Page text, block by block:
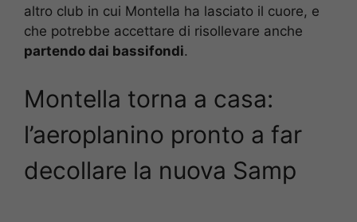
altro club in cui Montella ha lasciato il cuore, e
che potrebbe accettare di risollevare anche
partendo dai bassifondi.
Montella torna a casa:
l’aeroplanino pronto a far
decollare la nuova Samp